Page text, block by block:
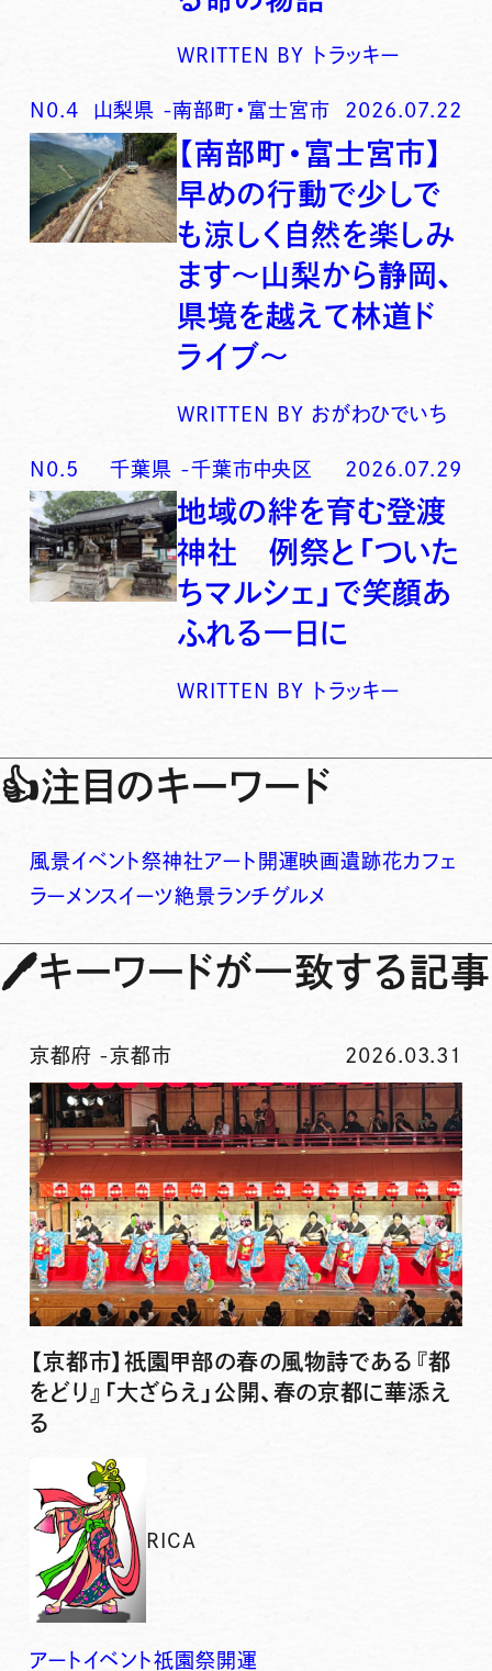
WRITTEN BY トラッキー
N0. 4 山梨県 -南部町・富士宮市 2026.07.22
【南部町・富士宮市】
早めの行動で少しで
も涼しく自然を楽しみ
ます〜山梨から静岡、
県境を越えて林道ド
ライブ〜
WRITTEN BY おがわひでいち
N0. 5 千葉県 -千葉市中央区 2026.07.29
地域の絆を育む登渡
神社 例祭と「ついた
ちマルシェ」で笑顔あ
ふれる一日に
WRITTEN BY トラッキー
👍注目のキーワード
風景イベント祭神社アート 開運映画遺跡花カフェ
ラーメンスイーツ絶景ランチグルメ
🖊キーワードが一致する記事
京都府 -京都市 2026.03.31
【京都市】祇園甲部の春の風物詩である『都
をどり』「大ざらえ」公開、春の京都に華添え
る
RICA
アート イベント祇園 祭開運